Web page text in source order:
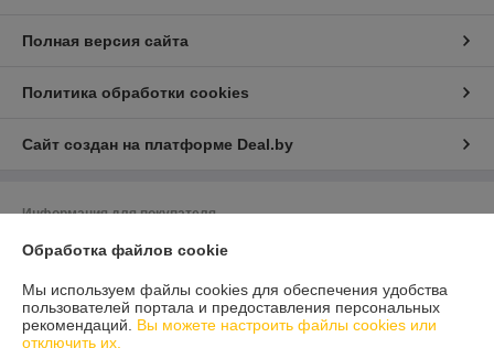
Полная версия сайта
Политика обработки cookies
Сайт создан на платформе Deal.by
Информация для покупателя
Индивидуальный предприниматель:
Регистрационный номер ЕГР: 690592626
УНП: 690592626
Обработка файлов cookie
Мы используем файлы cookies для обеспечения удобства
пользователей портала и предоставления персональных
рекомендаций. Вы можете настроить файлы cookies или
отключить их.